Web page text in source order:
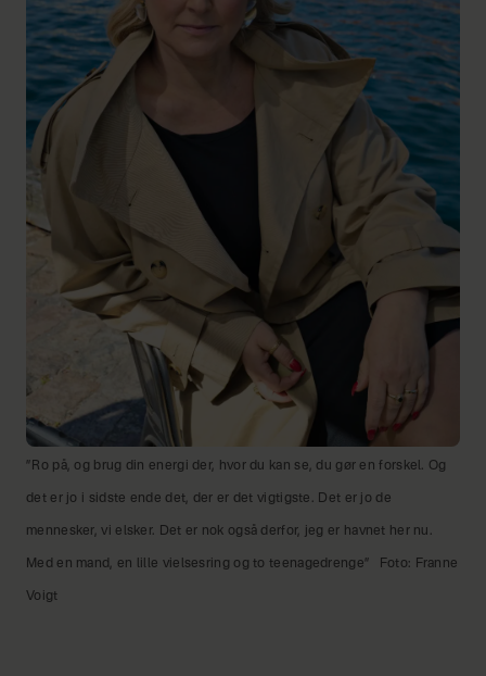
”Ro på, og brug din energi der, hvor du kan se, du gør en forskel. Og
det er jo i sidste ende det, der er det vigtigste. Det er jo de
mennesker, vi elsker. Det er nok også derfor, jeg er havnet her nu.
Med en mand, en lille vielsesring og to teenagedrenge” Foto: Franne
Voigt